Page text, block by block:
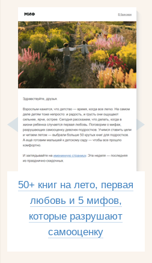
50+ книг на лето, первая
любовь и 5 мифов,
которые разрушают
самооценку